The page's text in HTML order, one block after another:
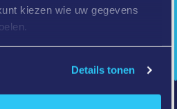
kiezen wie uw gegevens
meter nauwkeurig kan zijn
Details tonen
bitte an
.